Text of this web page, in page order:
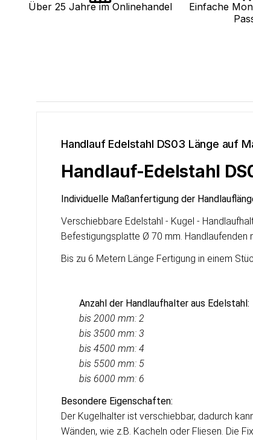
Über 25 Jahre im Onlinehandel
Einfache
Handlauf Edelstahl DS03 Länge auf
Handlauf-Edelstahl
Individuelle Maßanfertigung der
Verschiebbare Edelstahl - Kugel -
Befestigungsplatte Ø 70 mm. Handlaufenden
Bis zu 6 Metern Länge Fertigung in einem
Anzahl der Handlaufhalter aus Edelstahl:
bis 2000 mm: 2
bis 3500 mm: 3
bis 4500 mm: 4
bis 5500 mm: 5
bis 6000 mm: 6
Besondere Eigenschaften:
Der Kugelhalter ist verschiebbar, dadurch
Wänden, wie z.B. Kacheln oder Fliesen. Die